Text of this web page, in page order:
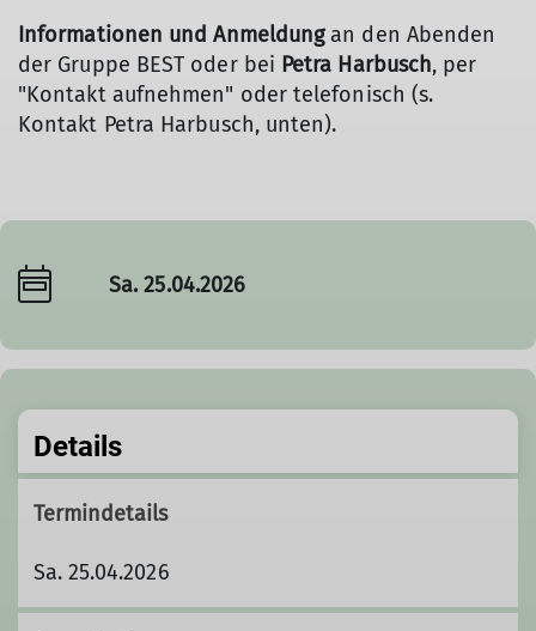
Informationen und Anmeldungan den Abenden
der Gruppe BEST oder bei Petra Harbusch, per
"Kontakt aufnehmen" oder telefonisch (s.
Kontakt Petra Harbusch, unten).
Sa. 25.04.2026
Details
Termindetails
Sa. 25.04.2026